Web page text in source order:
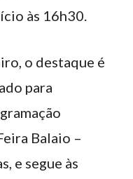
às 16h30.
o destaque é
para
Balaio –
e segue às